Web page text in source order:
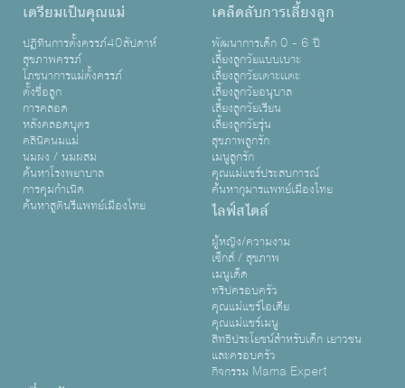
เตรียมเป็นคุณแม่
ปฏิทินการตั้งครรภ์40สัปดาห์
สุขภาพครรภ์
โภชนาการแม่ตั้งครรภ์
ตั้งชื่อลูก
การคลอด
หลังคลอดบุตร
คลินิคนมแม่
นมผง / นมผสม
ค้นหาโรงพยาบาล
การคุมกำเนิด
ค้นหาสูตินรีแพทย์เมืองไทย
เคล็ดลับการเลี้ยงลูก
พัฒนาการเด็ก 0 - 6 ปี
เลี้ยงลูกวัยแบบเบาะ
เลี้ยงลูกวัยเตาะเเตะ
เลี้ยงลูกวัยอนุบาล
เลี้ยงลูกวัยเรียน
เลี้ยงลูกวัยรุ่น
สุขภาพลูกรัก
เมนูลูกรัก
คุณแม่แชร์ประสบการณ์
ค้นหากุมารแพทย์เมืองไทย
ไลฟ์สไตล์
ผู้หญิง/ความงาม
เซ็กส์ / สุขภาพ
เมนูเด็ด
ทริปครอบครัว
คุณแม่แชร์ไอเดีย
คุณแม่แชร์เมนู
สิทธิประโยชน์สำหรับเด็ก เยาวชน
และครอบครัว
กิจกรรม Mama Expert